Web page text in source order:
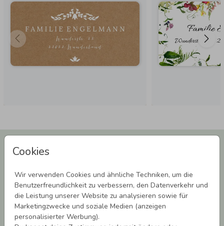
Cookies
Wir verwenden Cookies und ähnliche Techniken, um die
Benutzerfreundlichkeit zu verbessern, den Datenverkehr und
die Leistung unserer Website zu analysieren sowie für
Marketingzwecke und soziale Medien (anzeigen
personalisierter Werbung).
sichern!
Laufenden.